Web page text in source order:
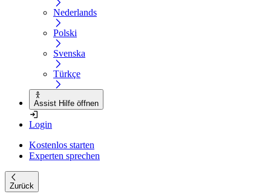
Nederlands
Polski
Svenska
Türkçe
Assist Hilfe öffnen
Login
Kostenlos starten
Experten sprechen
Zurück